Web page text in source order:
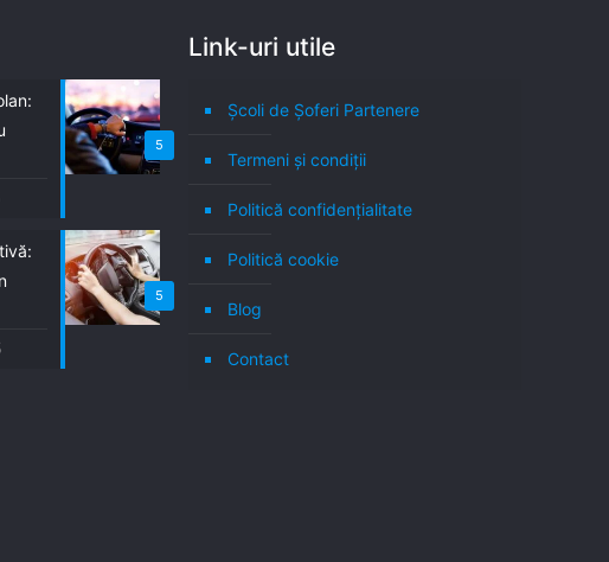
5
5
Link-uri utile
Școli de Șoferi Partenere
Termeni şi condiţii
Politică confidenţialitate
Politică cookie
Blog
Contact